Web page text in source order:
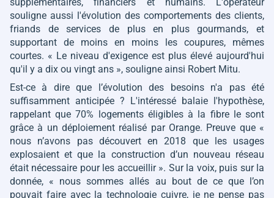
souligne aussi l'évolution des comportements des clients,
friands de services de plus en plus gourmands, et
supportant de moins en moins les coupures, mêmes
courtes. « Le niveau d'exigence est plus élevé aujourd'hui
qu'il y a dix ou vingt ans », souligne ainsi Robert Mitu.
Est-ce à dire que l’évolution des besoins n'a pas été
suffisamment anticipée ? L'intéressé balaie l'hypothèse,
rappelant que 70% logements éligibles à la fibre le sont
grâce à un déploiement réalisé par Orange. Preuve que «
nous n’avons pas découvert en 2018 que les usages
explosaient et que la construction d’un nouveau réseau
était nécessaire pour les accueillir ». Sur la voix, puis sur la
donnée, « nous sommes allés au bout de ce que l’on
pouvait faire avec la technologie cuivre, je ne pense pas